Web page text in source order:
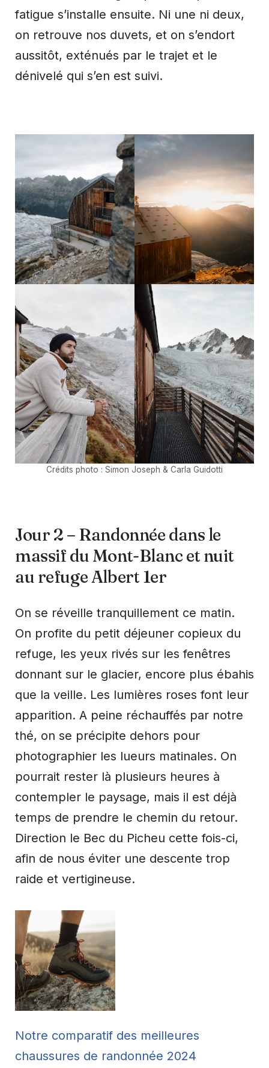
fatigue s’installe ensuite. Ni une ni deux,
on retrouve nos duvets, et on s’endort
aussitôt, exténués par le trajet et le
dénivelé qui s’en est suivi.
Crédits photo : Simon Joseph & Carla Guidotti
Jour 2 – Randonnée dans le
massif du Mont-Blanc et nuit
au refuge Albert 1er
On se réveille tranquillement ce matin.
On profite du petit déjeuner copieux du
refuge, les yeux rivés sur les fenêtres
donnant sur le glacier, encore plus ébahis
que la veille. Les lumières roses font leur
apparition. A peine réchauffés par notre
thé, on se précipite dehors pour
photographier les lueurs matinales. On
pourrait rester là plusieurs heures à
contempler le paysage, mais il est déjà
temps de prendre le chemin du retour.
Direction le Bec du Picheu cette fois-ci,
afin de nous éviter une descente trop
raide et vertigineuse.
Notre comparatif des meilleures
chaussures de randonnée 2024